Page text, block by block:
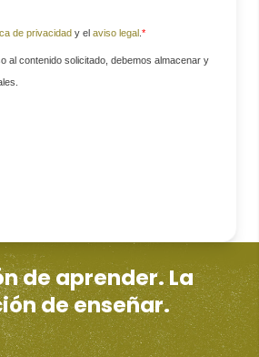
de privacidad y el aviso legal *
al contenido solicitado, debemos almacenar y
de aprender. La
de enseñar.